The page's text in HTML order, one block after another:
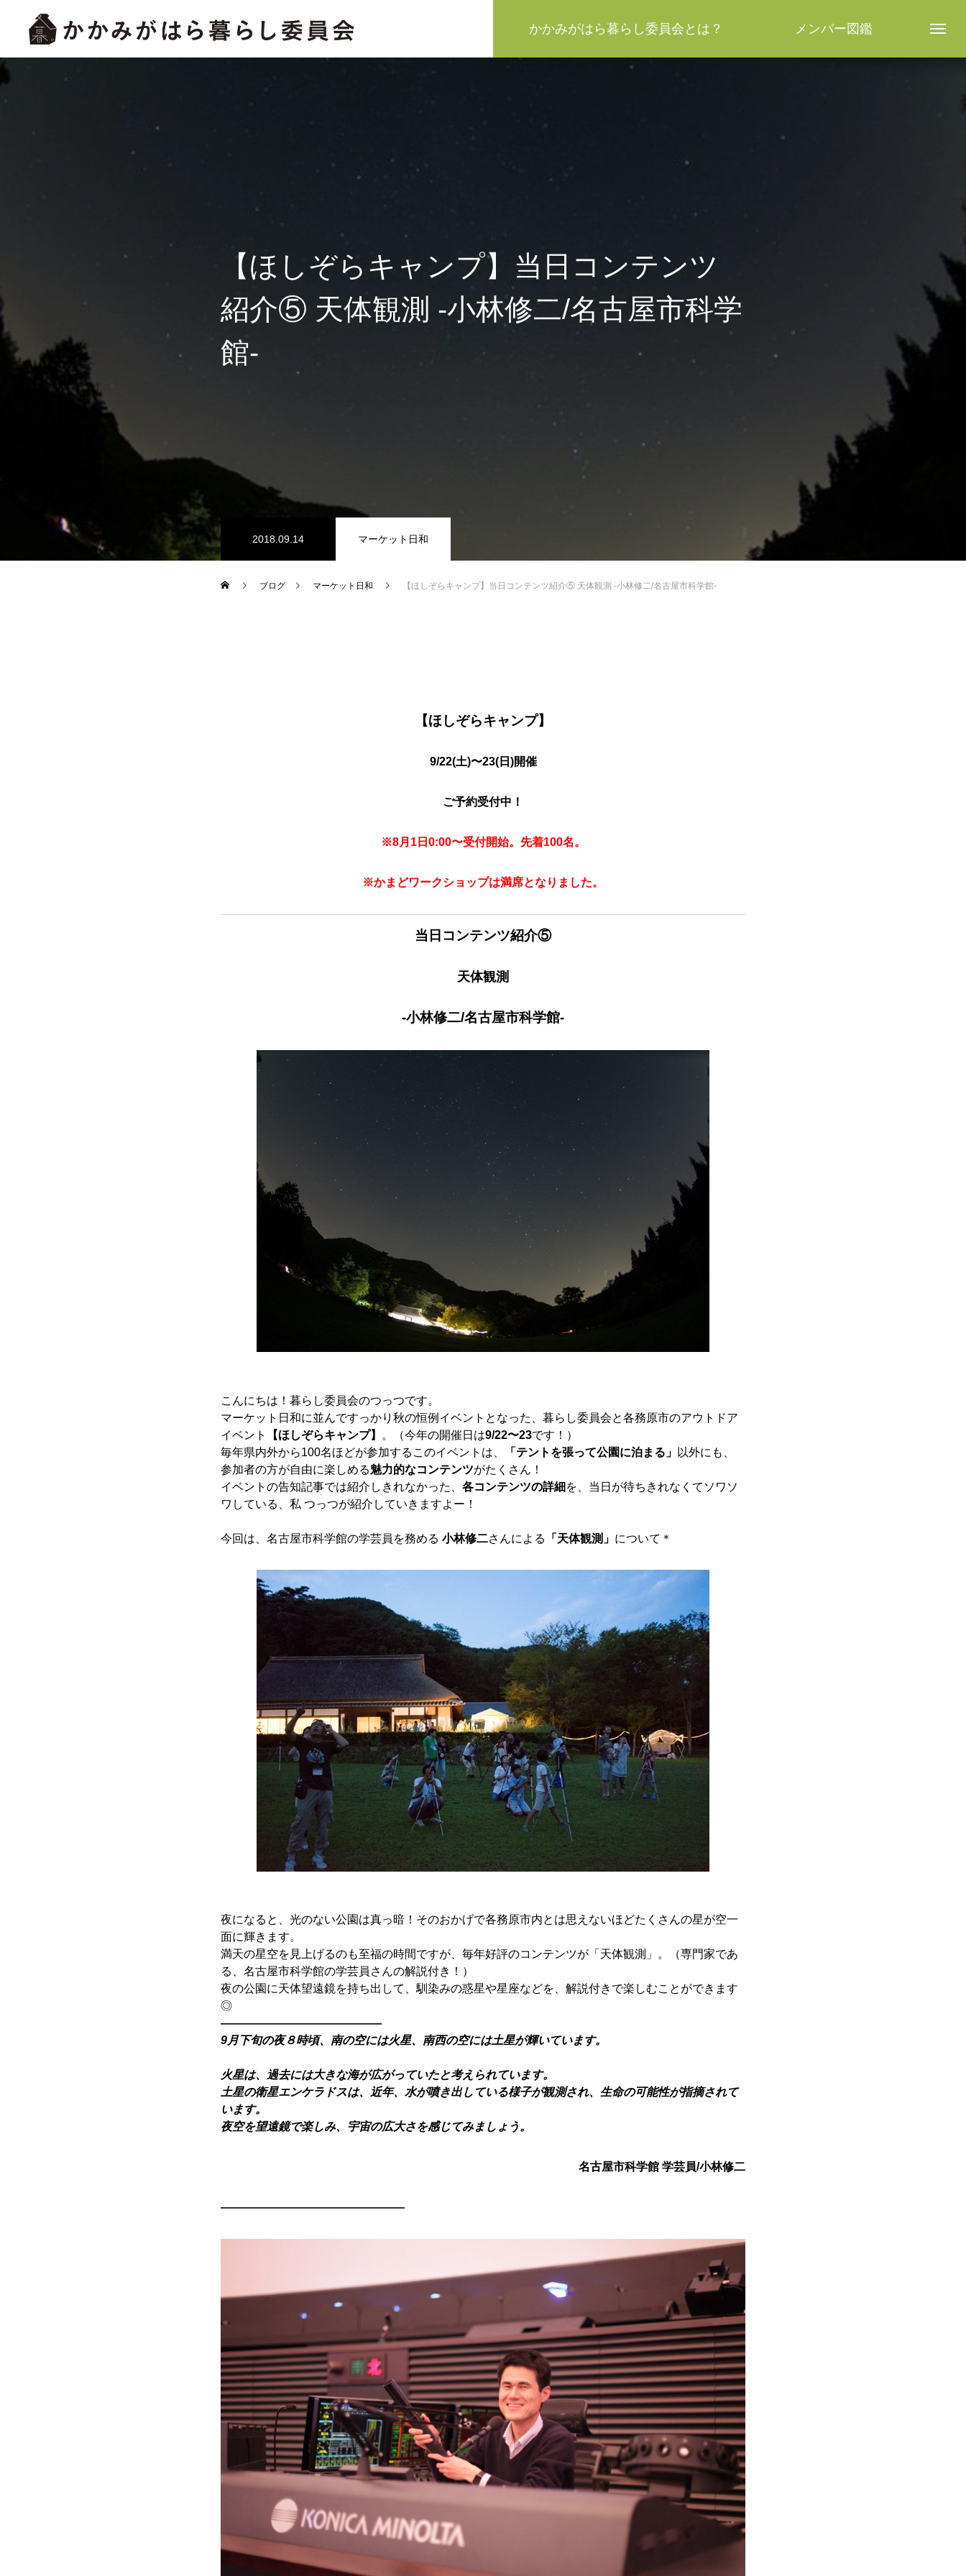
かかみがはら暮らし委員会とは？ メンバー図鑑
かかみがはら暮らし委員会とは？
最新のイベント情報を発信中
Instagram
【ほしぞらキャンプ】当日コンテンツ
紹介⑤ 天体観測 -小林修二/名古屋市科学
館-
2018.09.14 マーケット日和
ブログ マーケット日和 【ほしぞらキャンプ】当日コンテンツ紹介⑤ 天体観測 -小林修二/名古屋市科学館-
【ほしぞらキャンプ】
9/22(土)〜23(日)開催
ご予約受付中！
※8月1日0:00〜受付開始。先着100名。
※かまどワークショップは満席となりました。
当日コンテンツ紹介⑤
天体観測
-小林修二/名古屋市科学館-
こんにちは！暮らし委員会のつっつです。
マーケット日和に並んですっかり秋の恒例イベントとなった、暮らし委員会と各務原市のアウトドア
イベント
【ほしぞらキャンプ】 。（今年の開催日は9/22〜23です！）
毎年県内外から100名ほどが参加するこのイベントは、
「テントを張って公園に泊まる」
以外にも、
参加者の方が自由に楽しめる魅力的なコンテンツがたくさん！
イベントの告知記事では紹介しきれなかった、 各コンテンツの詳細 を、当日が待ちきれなくてソワソ
ワしている、私 つっつが紹介していきますよー！
今回は、名古屋市科学館の学芸員を務める 小林修二さんによる 「天体観測」 について＊
夜になると、光のない公園は真っ暗！そのおかげで各務原市内とは思えないほどたくさんの星が空一
面に輝きます。
満天の星空を見上げるのも至福の時間ですが、毎年好評のコンテンツが「天体観測」。（専門家であ
る、名古屋市科学館の学芸員さんの解説付き！）
夜の公園に天体望遠鏡を持ち出して、馴染みの惑星や星座などを、解説付きで楽しむことができます
◎
——————————————
9月下旬の夜８時頃、南の空には火星、南西の空には土星が輝いています。
火星は、過去には大きな海が広がっていたと考えられています。
土星の衛星エンケラドスは、近年、水が噴き出している様子が観測され、生命の可能性が指摘されて
います。
夜空を望遠鏡で楽しみ、宇宙の広大さを感じてみましょう。
名古屋市科学館 学芸員/小林修二
————————————————